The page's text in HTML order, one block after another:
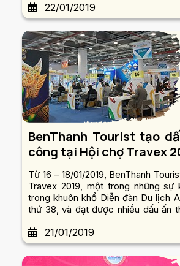
22/01/2019
BenThanh Tourist tạo
công tại Hội chợ Travex
Từ 16 – 18/01/2019, BenThanh
Travex 2019, một trong những sự
trong khuôn khổ Diễn đàn Du lịch
thứ 38, và đạt được nhiều dấu ấn
21/01/2019